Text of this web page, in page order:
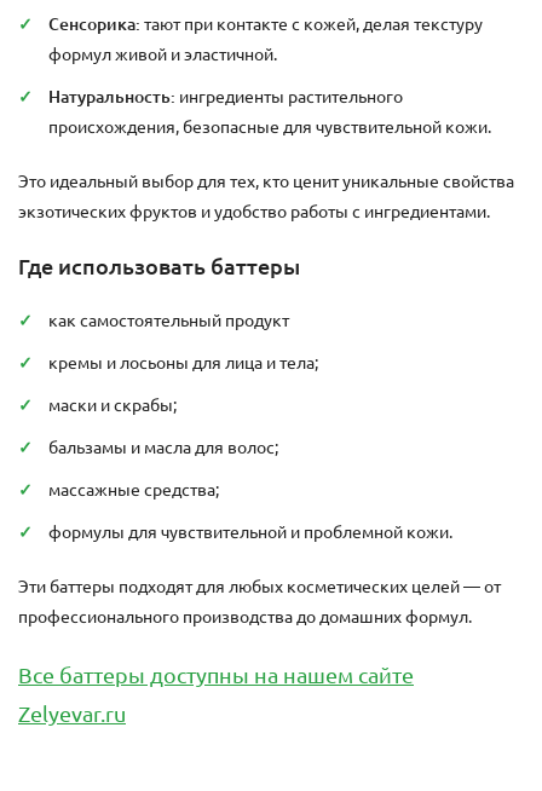
Сенсорика: тают при контакте с кожей, делая текстуру
формул живой и эластичной.
Натуральность: ингредиенты растительного
происхождения, безопасные для чувствительной кожи.
Это идеальный выбор для тех, кто ценит уникальные свойства
экзотических фруктов и удобство работы с ингредиентами.
Где использовать баттеры
как самостоятельный продукт
кремы и лосьоны для лица и тела;
маски и скрабы;
бальзамы и масла для волос;
массажные средства;
формулы для чувствительной и проблемной кожи.
Эти баттеры подходят для любых косметических целей — от
профессионального производства до домашних формул.
Все баттеры доступны на нашем сайте
Zelyevar.ru